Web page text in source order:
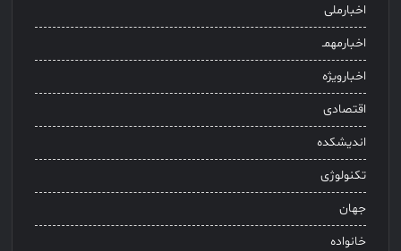
اخبارملی
اخبارمهمـ
اخبارویژه
اقتصادی
اندیشکده
تکنولوژی
جهان
خانواده